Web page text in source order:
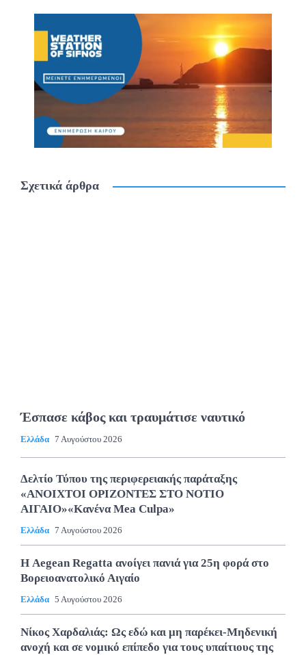
Σχετικά άρθρα
Έσπασε κάβος και τραυμάτισε ναυτικό
Ελλάδα 7 Αυγούστου 2026
Δελτίο Τύπου της περιφερειακής παράταξης
«ΑΝΟΙΧΤΟΙ ΟΡΙΖΟΝΤΕΣ ΣΤΟ ΝΟΤΙΟ
ΑΙΓΑΙΟ»«Κανένα Mea Culpa»
Ελλάδα 7 Αυγούστου 2026
Η Aegean Regatta ανοίγει πανιά για 25η φορά στο
Βορειοανατολικό Αιγαίο
Ελλάδα 5 Αυγούστου 2026
Νίκος Χαρδαλιάς: Ως εδώ και μη παρέκει-Μηδενική
ανοχή και σε νομικό επίπεδο για τους υπαίτιους της